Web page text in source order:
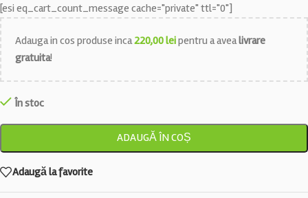
[esi eq_cart_count_message cache="private" ttl="0"]
Adauga in cos produse inca220,00leipentru a avealivrare
gratuita!
În stoc
ADAUGĂ ÎN COȘ
Adaugă la favorite